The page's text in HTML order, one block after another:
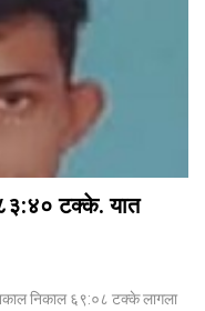
८३:४० टक्के. यात
निकाल ६९:०८ टक्के लागला